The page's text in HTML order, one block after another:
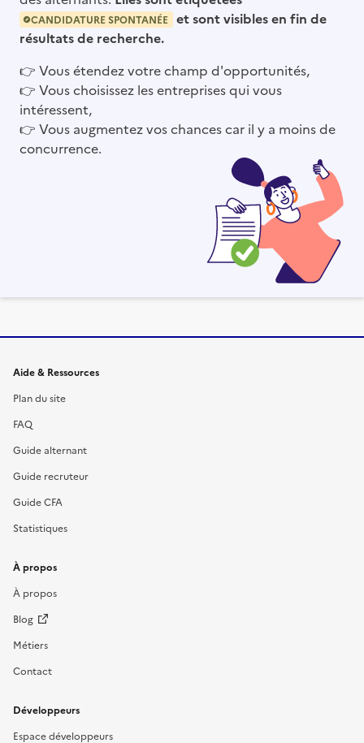
CANDIDATURE SPONTANÉE
et sont visibles en fin de
résultats de recherche.
👉 Vous étendez votre champ d'opportunités,
👉 Vous choisissez les entreprises qui vous
intéressent,
👉 Vous augmentez vos chances car il y a moins de
concurrence.
Informations et liens du site
Aide & Ressources
Plan du site
FAQ
Guide alternant
Guide recruteur
Guide CFA
Statistiques
À propos
À propos
Blog
Métiers
Contact
Développeurs
Espace développeurs